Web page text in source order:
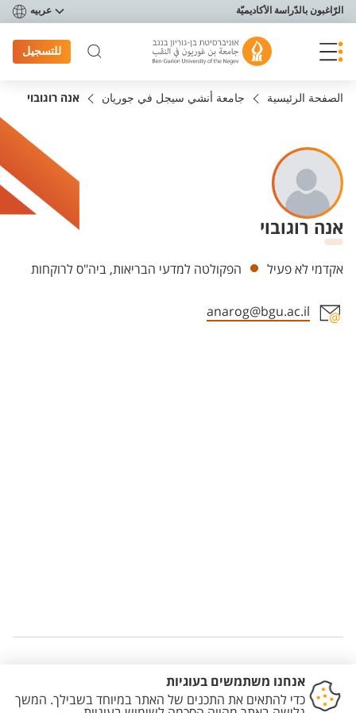
תפריט נגישות
الرّاغبون بالدّراسة الأكاديميّة عربيه
للتسجيل
الصفحة الرئيسية جامعة أنشي سيجل في جوريان אנה רוגובוי
אנה רוגובוי
Departments
אקדמי לא פעיל הפקולטה למדעי הבריאות, ביה"ס לרוקחות
anarog@bgu.ac.il